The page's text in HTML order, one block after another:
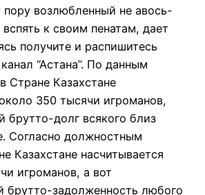
пору возлюбленный не авось-
к своим пенатам, дает
получите и распишитесь
“Астана”. По данным
Стране Казахстане
350 тысячи игроманов,
брутто-долг всякого близ
Согласно должностным
Казахстане насчитывается
игроманов, а вот
брутто-задолженность любого